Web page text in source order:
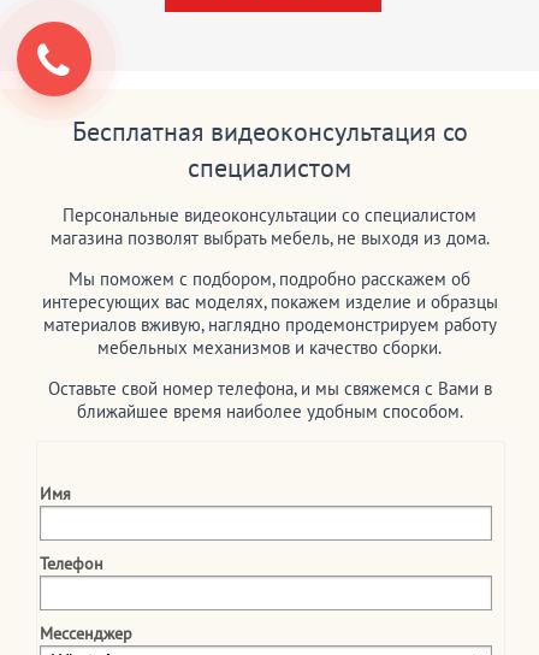
Бесплатная видеоконсультация со
специалистом
Персональные видеоконсультации со специалистом
магазина позволят выбрать мебель, не выходя из дома.
Мы поможем с подбором, подробно расскажем об
интересующих вас моделях, покажем изделие и образцы
материалов вживую, наглядно продемонстрируем работу
мебельных механизмов и качество сборки.
Оставьте свой номер телефона, и мы свяжемся с Вами в
ближайшее время наиболее удобным способом.
Имя
Телефон
Мессенджер